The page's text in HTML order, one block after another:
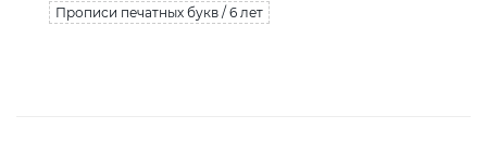
Прописи печатных букв / 6 лет